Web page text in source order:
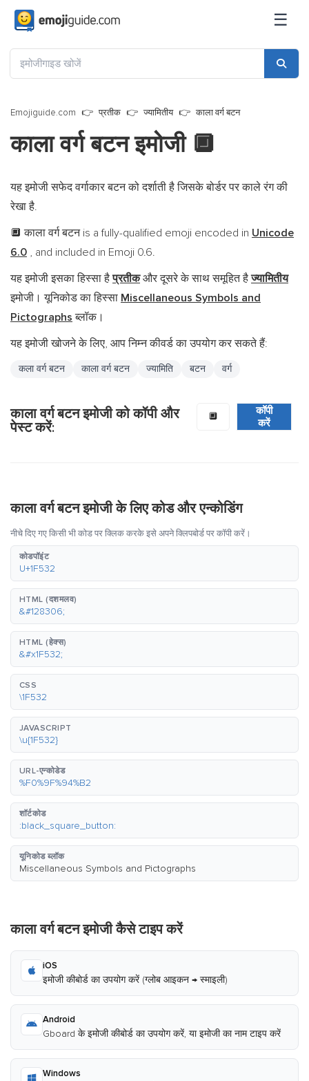
☰
Emojiguide.com प्रतीक ज्यामितीय काला वर्ग बटन
काला वर्ग बटन इमोजी 🔲
यह इमोजी सफेद वर्गाकार बटन को दर्शाती है जिसके बोर्डर पर काले रंग की
रेखा है.
🔲 काला वर्ग बटन is a fully-qualified emoji encoded in Unicode
6.0 , and included in Emoji 0.6.
यह इमोजी इसका हिस्सा हैप्रतीकऔर दूसरे के साथ समूहित हैज्यामितीय
इमोजी। यूनिकोड का हिस्सा Miscellaneous Symbols and
Pictographs ब्लॉक।
यह इमोजी खोजने के लिए, आप निम्न कीवर्ड का उपयोग कर सकते हैं:
कला वर्ग बटन काला वर्ग बटन ज्यामिति बटन वर्ग
काला वर्ग बटन इमोजी को कॉपी और
पेस्ट करें:
🔲
कॉपी
करें
काला वर्ग बटन इमोजी के लिए कोड और एन्कोडिंग
नीचे दिए गए किसी भी कोड पर क्लिक करके इसे अपने क्लिपबोर्ड पर कॉपी करें।
कोडपॉइंट
U+1F532
HTML (दशमलव)
&#128306;
HTML (हेक्स)
&#x1F532;
CSS
\1F532
JAVASCRIPT
\u{1F532}
URL-एन्कोडेड
%F0%9F%94%B2
शॉर्टकोड
:black_square_button:
यूनिकोड ब्लॉक
Miscellaneous Symbols and Pictographs
काला वर्ग बटन इमोजी कैसे टाइप करें
iOS
इमोजी कीबोर्ड का उपयोग करें (ग्लोब आइकन → स्माइली)
Android
Gboard के इमोजी कीबोर्ड का उपयोग करें, या इमोजी का नाम टाइप करें
Windows